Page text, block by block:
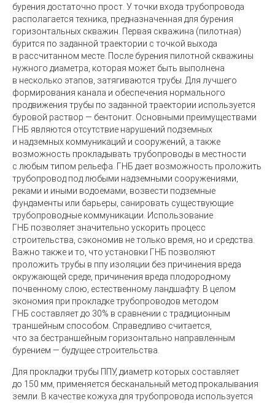
бурения достаточно прост. У точки входа трубопровода
располагается техника, предназначенная для бурения
горизонтальных скважин. Первая скважина (пилотная)
бурится по заданной траектории с точкой выхода
в рассчитанном месте. После бурения пилотной скважины
нужного диаметра, которая может быть выполнена
в несколько этапов, затягиваются трубы. Для лучшего
формирования канала и обеспечения нормального
продвижения трубы по заданной траектории используется
буровой раствор — бентонит. Основными преимуществами
ГНБ являются отсутствие нарушений подземных
и надземных коммуникаций и сооружений, а также
возможность прокладывать трубопроводы в местности
с любым типом рельефа. ГНБ дает возможность проложить
трубопровод под любыми надземными сооружениями,
реками и иными водоемами, возвести подземные
фундаменты или барьеры, санировать существующие
трубопроводные коммуникации. Использование
ГНБ позволяет значительно ускорить процесс
строительства, сэкономив не только время, но и средства.
Важно также и то, что установки ГНБ позволяют
проложить трубы в ппу изоляции без причинения вреда
окружающей среде, причинения вреда плодородному
почвенному слою, естественному ландшафту. В целом
экономия при прокладке трубопроводов методом
ГНБ составляет до 30% в сравнении с традиционным
траншейным способом. Справедливо считается,
что за бестраншейным горизонтально направленным
бурением — будущее строительства.
Для прокладки трубы ППУ, диаметр которых составляет
до 150 мм, применяется бесканальный метод прокалывания
земли. В качестве кожуха для трубопровода используется